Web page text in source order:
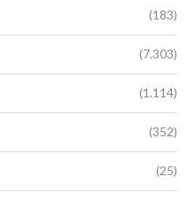
(183)
(7.303)
(1.114)
(352)
(25)